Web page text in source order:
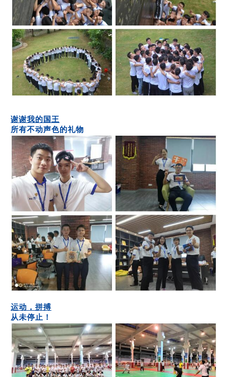
谢谢我的国王
所有不动声色的礼物
运动，拼搏
从未停止！